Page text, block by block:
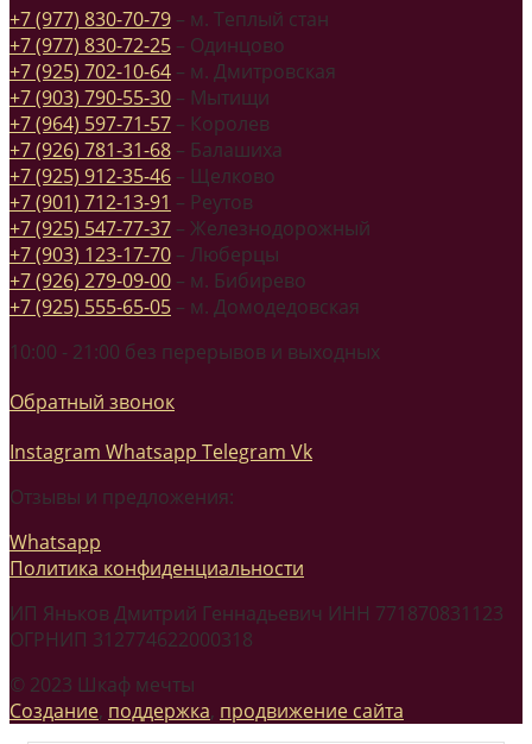
+7 (977) 830-70-79 – м. Теплый стан
+7 (977) 830-72-25 – Одинцово
+7 (925) 702-10-64 – м. Дмитровская
+7 (903) 790-55-30 – Мытищи
+7 (964) 597-71-57 – Королев
+7 (926) 781-31-68 – Балашиха
+7 (925) 912-35-46 – Щелково
+7 (901) 712-13-91 – Реутов
+7 (925) 547-77-37 – Железнодорожный
+7 (903) 123-17-70 – Люберцы
+7 (926) 279-09-00 – м. Бибирево
+7 (925) 555-65-05 – м. Домодедовская
10:00 - 21:00 без перерывов и выходных
Обратный звонок
Instagram Whatsapp Telegram Vk
Отзывы и предложения:
Whatsapp
Политика конфиденциальности
ИП Яньков Дмитрий Геннадьевич ИНН 771870831123
ОГРНИП 312774622000318
© 2023 Шкаф мечты
Создание, поддержка, продвижение сайта